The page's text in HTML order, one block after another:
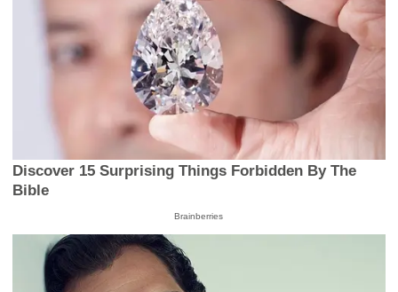
Discover 15 Surprising Things Forbidden By The
Bible
Brainberries